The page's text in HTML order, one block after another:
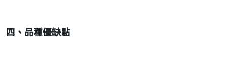
四、品種優缺點